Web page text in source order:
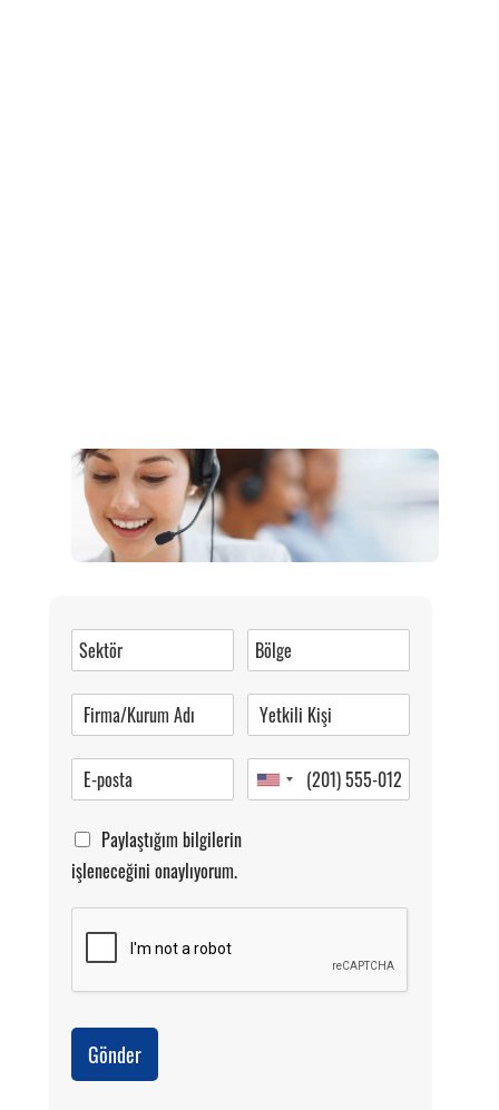
0 (216) 462 49 34
Pazartesi-Cumartesi 09.00-20.00
Paylaştığım bilgilerin
işleneceğini onaylıyorum.
Gönder